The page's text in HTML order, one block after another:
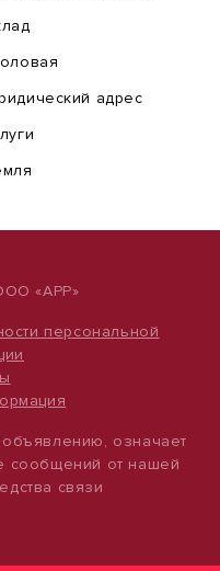
адрес
«АРР»
персональной
означает
сообщений от нашей
связи